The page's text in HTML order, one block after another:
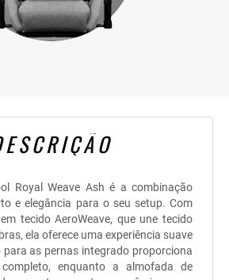
Royal Weave Ash é a combinação
e elegância para o seu setup. Com
tecido AeroWeave, que une tecido
ela oferece uma experiência suave
para as pernas integrado proporciona
enquanto a almofada de